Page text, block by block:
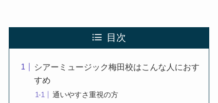
目次
シアーミュージック梅田校はこんな人におす
すめ
通いやすさ重視の方